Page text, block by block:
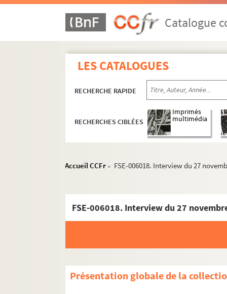
Catalogue
LES CATALOGUES
RECHERCHE RAPIDE
RECHERCHES CIBLÉES
Imprimés
multimédia
Accueil CCFr > FSE-006018. Interview du 27
FSE-006018. Interview du 27
Présentation globale de la
Mitterrand, François
Portraits
Famille et proches
Vie personnelle
Décès et obsèques
Publications, hommages et
Objets personnels
Vie professionnelle
Vie politique jusqu'en 1981
Vie politique : mandats présidentiels
Hommages